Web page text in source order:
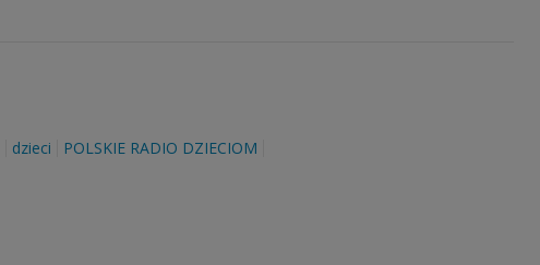
dzieci POLSKIE RADIO DZIECIOM